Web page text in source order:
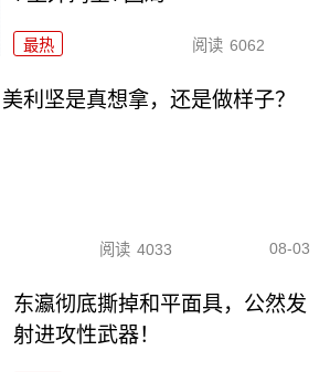
最热 阅读 6062
利坚是真想拿，还是做样子？
阅读 4033 08-03
东瀛彻底撕掉和平面具，公然发
射进攻性武器！